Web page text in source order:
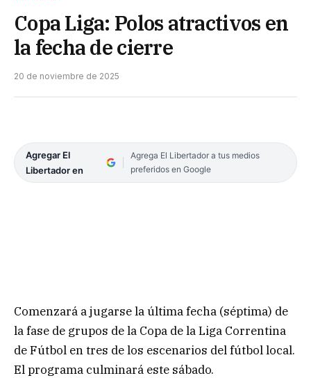
Copa Liga: Polos atractivos en
la fecha de cierre
20 de noviembre de 2025
Agregar El
Libertador en
Agrega El Libertador a tus medios
preferidos en Google
Comenzará a jugarse la última fecha (séptima) de
la fase de grupos de la Copa de la Liga Correntina
de Fútbol en tres de los escenarios del fútbol local.
El programa culminará este sábado.